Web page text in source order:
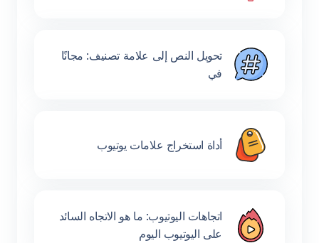
تحويل النص إلى علامة تصنيف: مجانًا
في
أداة استخراج علامات يوتيوب
اتجاهات اليوتيوب: ما هو الاتجاه السائد
على اليوتيوب اليوم